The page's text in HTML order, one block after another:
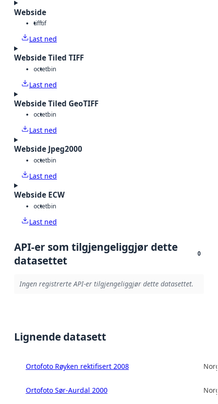
Webside
tifftif
Last ned
Webside Tiled TIFF
octetbin
Last ned
Webside Tiled GeoTIFF
octetbin
Last ned
Webside Jpeg2000
octetbin
Last ned
Webside ECW
octetbin
Last ned
API-er som tilgjengeliggjør dette
datasettet
0
Ingen registrerte API-er tilgjengeliggjør dette datasettet.
Lignende datasett
Ortofoto Røyken rektifisert 2008
Ortofoto Sør-Aurdal 2000